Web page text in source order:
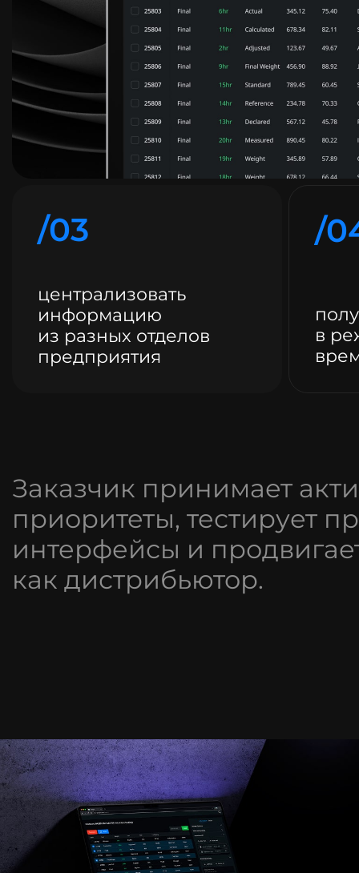
/03
централизовать
информацию
из разных отделов
предприятия
/
в
Заказчик принимает
приоритеты, тестирует
интерфейсы и
как дистрибьютор.